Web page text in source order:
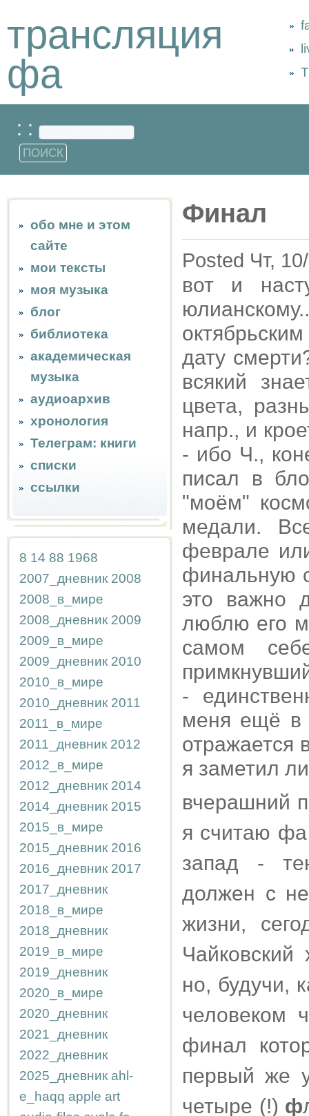
трансляция
фа
: :
обо мне и этом
сайте
мои тексты
моя музыка
блог
библиотека
академическая
музыка
аудиоархив
хронология
Телеграм: книги
списки
ссылки
8 14 88 1968
2007_дневник 2008
2008_в_мире
2008_дневник 2009
2009_в_мире
2009_дневник 2010
2010_в_мире
2010_дневник 2011
2011_в_мире
2011_дневник 2012
2012_в_мире
2012_дневник 2014
2014_дневник 2015
2015_в_мире
2015_дневник 2016
2016_дневник 2017
2017_дневник
2018_в_мире
2018_дневник
2019_в_мире
2019_дневник
2020_в_мире
2020_дневник
2021_дневник
2022_дневник
2025_дневник ahl-
e_haqq apple art
Финал
Posted Чт,
вот и
дату
всякий
цвета,
напр., и
- ибо Ч.,
писал в
"моём"
медали.
феврале
финальную
это важно
люблю его
самом
-
меня ещё в
отражается
я заметил
вчерашний
я считаю
запад -
должен с
жизни,
но, будучи,
человеком
финал
первый же
четыре (!) ф